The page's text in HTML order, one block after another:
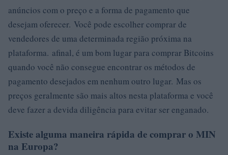
anúncios com o preço e a forma de pagamento que
desejam oferecer. Você pode escolher comprar de
vendedores de uma determinada região próxima na
plataforma. afinal, é um bom lugar para comprar Bitcoins
quando você não consegue encontrar os métodos de
pagamento desejados em nenhum outro lugar. Mas os
preços geralmente são mais altos nesta plataforma e você
deve fazer a devida diligência para evitar ser enganado.
Existe alguma maneira rápida de comprar o MIN
na Europa?